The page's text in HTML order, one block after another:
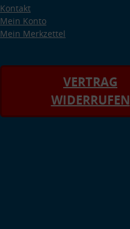
Kontakt
Mein Konto
Mein Merkzettel
VERTRAG
WIDERRUFEN